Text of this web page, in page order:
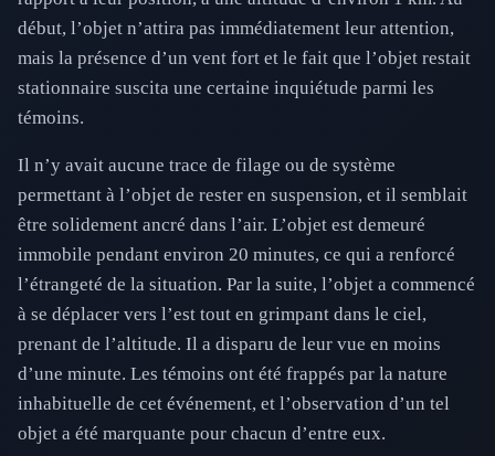
début, l’objet n’attira pas immédiatement leur attention,
mais la présence d’un vent fort et le fait que l’objet restait
stationnaire suscita une certaine inquiétude parmi les
témoins.
Il n’y avait aucune trace de filage ou de système
permettant à l’objet de rester en suspension, et il semblait
être solidement ancré dans l’air. L’objet est demeuré
immobile pendant environ 20 minutes, ce qui a renforcé
l’étrangeté de la situation. Par la suite, l’objet a commencé
à se déplacer vers l’est tout en grimpant dans le ciel,
prenant de l’altitude. Il a disparu de leur vue en moins
d’une minute. Les témoins ont été frappés par la nature
inhabituelle de cet événement, et l’observation d’un tel
objet a été marquante pour chacun d’entre eux.